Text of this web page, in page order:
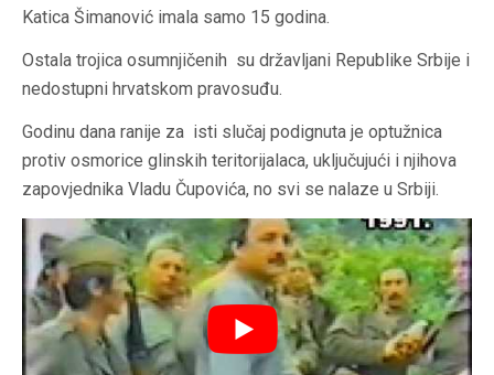
Katica Šimanović imala samo 15 godina.
Ostala trojica osumnjičenih su državljani Republike Srbije i
nedostupni hrvatskom pravosuđu.
Godinu dana ranije za isti slučaj podignuta je optužnica
protiv osmorice glinskih teritorijalaca, uključujući i njihova
zapovjednika Vladu Čupovića, no svi se nalaze u Srbiji.